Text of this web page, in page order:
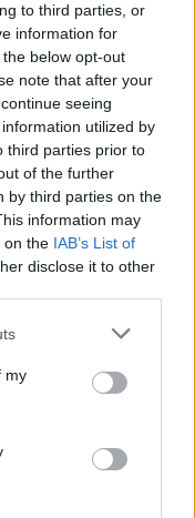
to third parties, or
information for
below opt-out
note that after your
seeing
utilized by
third parties prior to
of the further
by third parties on the
information may
on the IAB’s List of
disclose it to other
my
ΚΑΤΗΓΟΡΙΑ
επιτυχία
το σεμινάριο
και